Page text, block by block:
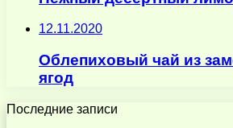
12.11.2020
Облепиховый чай из
ягод
Последние записи